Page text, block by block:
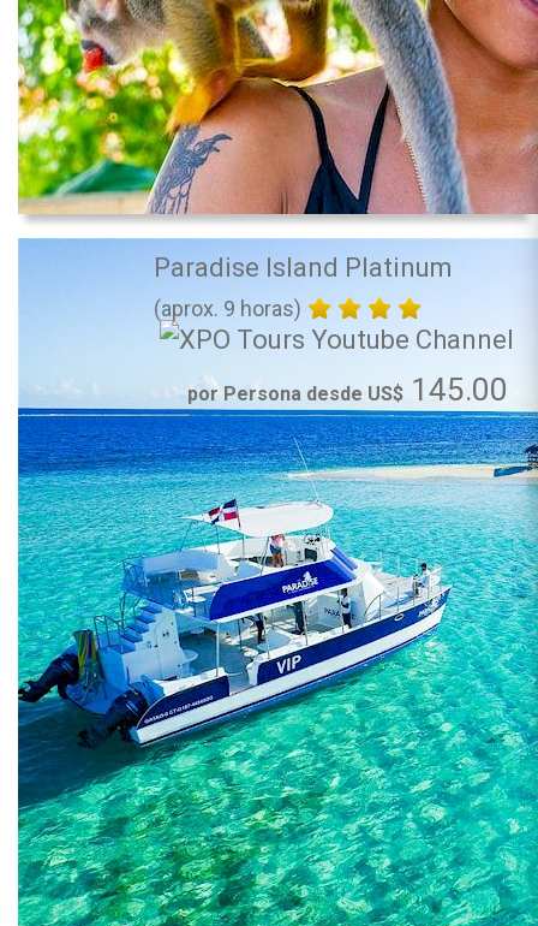
Paradise Island Platinum
(aprox. 9 horas)
por Persona desde US$ 145.00